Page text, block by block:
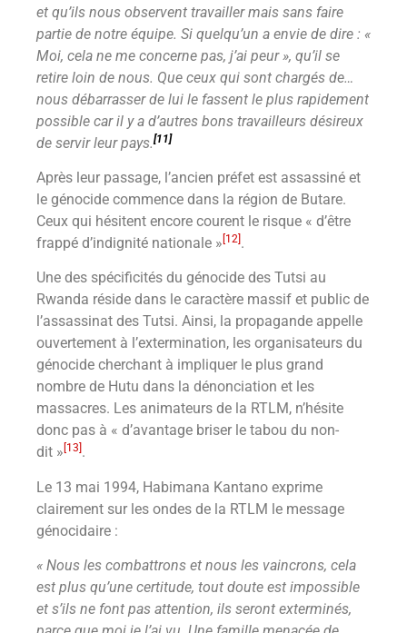
et qu’ils nous observent travailler mais sans faire
partie de notre équipe. Si quelqu’un a envie de dire : «
Moi, cela ne me concerne pas, j’ai peur », qu’il se
retire loin de nous. Que ceux qui sont chargés de…
nous débarrasser de lui le fassent le plus rapidement
possible car il y a d’autres bons travailleurs désireux
de servir leur pays.[11]
Après leur passage, l’ancien préfet est assassiné et
le génocide commence dans la région de Butare.
Ceux qui hésitent encore courent le risque « d’être
frappé d’indignité nationale » [12] .
Une des spécificités du génocide des Tutsi au
Rwanda réside dans le caractère massif et public de
l’assassinat des Tutsi. Ainsi, la propagande appelle
ouvertement à l’extermination, les organisateurs du
génocide cherchant à impliquer le plus grand
nombre de Hutu dans la dénonciation et les
massacres. Les animateurs de la RTLM, n’hésite
donc pas à « d’avantage briser le tabou du non-
dit » [13] .
Le 13 mai 1994, Habimana Kantano exprime
clairement sur les ondes de la RTLM le message
génocidaire :
« Nous les combattrons et nous les vaincrons, cela
est plus qu’une certitude, tout doute est impossible
et s’ils ne font pas attention, ils seront exterminés,